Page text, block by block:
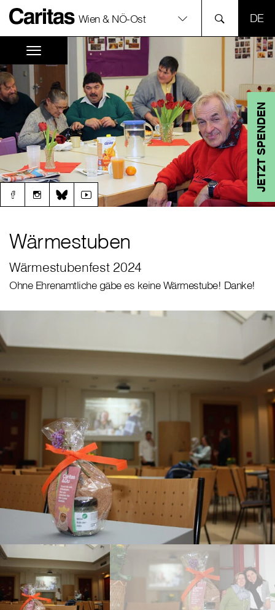
Wien & NÖ-Ost
JETZT SPENDEN
Wärmestuben
Wärmestubenfest 2024
Ohne Ehrenamtliche gäbe es keine Wärmestube! Danke!